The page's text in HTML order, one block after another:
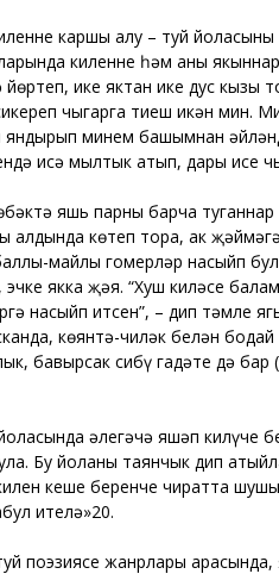
каршы алу – туй
киленне һәм аның
ике яктан ике дус
чыгарга тиеш икән
минем башымнан
исә мылтык атып, дары исе
яшь парны барча
алдында көтеп тора, ак
майлы гомерләр насыйп
эчке якка җәя. “Хуш киләсең
насыйп итсен”, – дип тәмле
көянтә-чиләк белән
бавырсак сибү гадәте дә
әлегәчә яшәп килүче
Бу йоланы таянчык дип
кеше беренче чиратта
ителә»20.
поэзиясе жанрлары